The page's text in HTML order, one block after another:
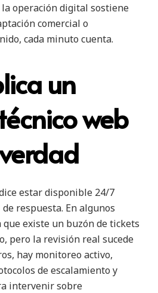
la operación digital sostiene
comercial o
cada minuto cuenta.
un
web
estar disponible 24/7
respuesta. En algunos
que existe un buzón de tickets
pero la revisión real sucede
hay monitoreo activo,
de escalamiento y
intervenir sobre